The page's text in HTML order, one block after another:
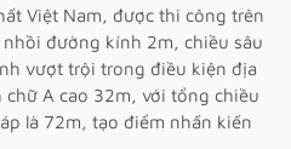
Việt Nam, được thi công trên
đường kính 2m, chiều sâu
vượt trội trong điều kiện địa
A cao 32m, với tổng chiều
là 72m, tạo điểm nhấn kiến